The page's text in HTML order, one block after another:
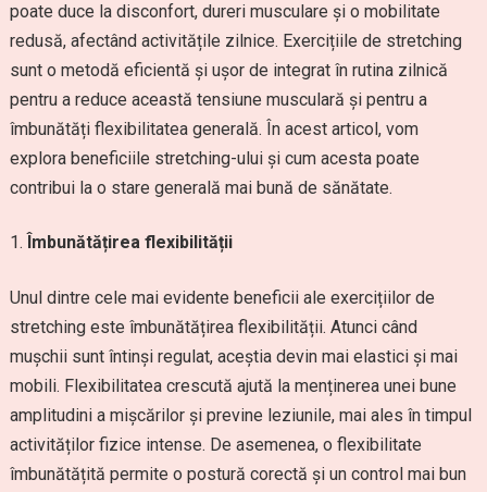
poate duce la disconfort, dureri musculare și o mobilitate
redusă, afectând activitățile zilnice. Exercițiile de stretching
sunt o metodă eficientă și ușor de integrat în rutina zilnică
pentru a reduce această tensiune musculară și pentru a
îmbunătăți flexibilitatea generală. În acest articol, vom
explora beneficiile stretching-ului și cum acesta poate
contribui la o stare generală mai bună de sănătate.
Îmbunătățirea flexibilității
Unul dintre cele mai evidente beneficii ale exercițiilor de
stretching este îmbunătățirea flexibilității. Atunci când
mușchii sunt întinși regulat, aceștia devin mai elastici și mai
mobili. Flexibilitatea crescută ajută la menținerea unei bune
amplitudini a mișcărilor și previne leziunile, mai ales în timpul
activităților fizice intense. De asemenea, o flexibilitate
îmbunătățită permite o postură corectă și un control mai bun